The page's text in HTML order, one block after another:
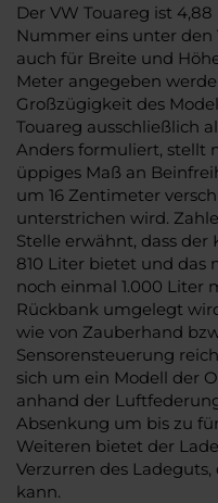
Der VW Touareg ist
Nummer eins unter den
auch für Breite und
Meter angegeben
Großzügigkeit des
Touareg ausschließlich
Anders formuliert, stellt
üppiges Maß an
um 16 Zentimeter
unterstrichen wird.
Stelle erwähnt, dass
810 Liter bietet und das
noch einmal 1.000 Liter
Rückbank umgelegt
wie von Zauberhand
Sensorensteuerung
sich um ein Modell der
anhand der
Absenkung um bis zu
Weiteren bietet der
Verzurren des
kann.